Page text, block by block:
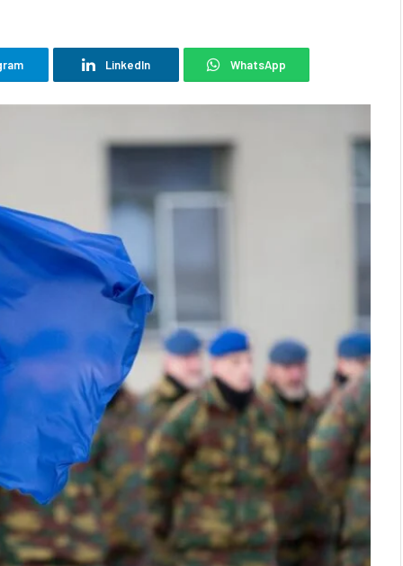
LinkedIn WhatsApp